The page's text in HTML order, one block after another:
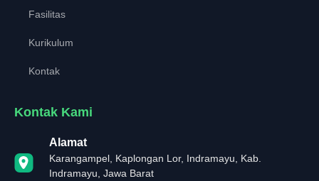
Fasilitas
Kurikulum
Kontak
Kontak Kami
Alamat
Karangampel, Kaplongan Lor, Indramayu, Kab.
Indramayu, Jawa Barat